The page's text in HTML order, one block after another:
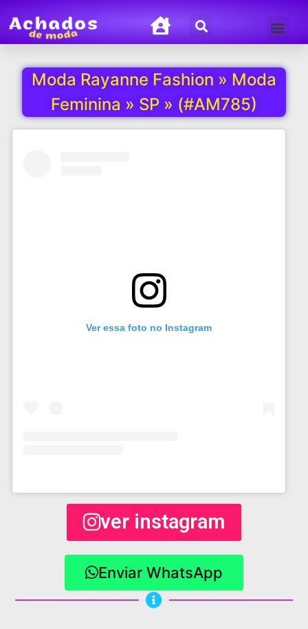
Moda Rayanne Fashion » Moda
Feminina » SP » (#AM785)
Ver essa foto no Instagram
ver instagram
Enviar WhatsApp